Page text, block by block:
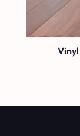
Vinyl